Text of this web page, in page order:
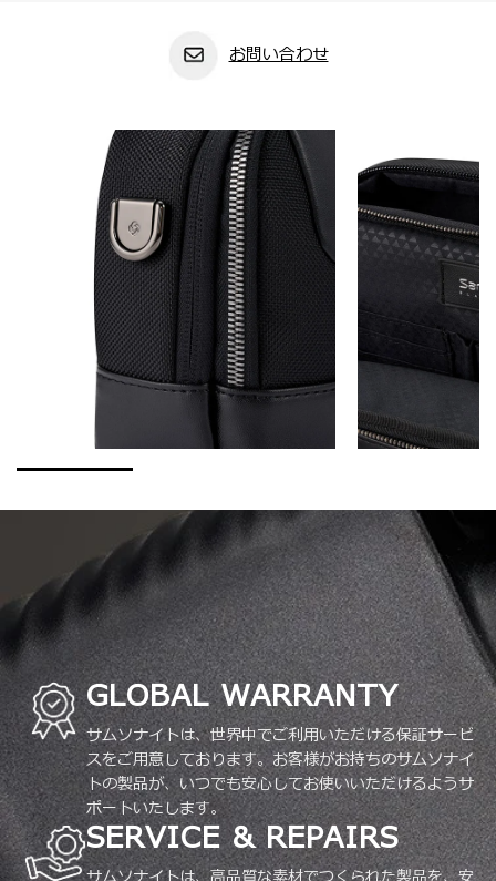
お問い合わせ
GLOBAL WARRANTY
サムソナイトは、世界中でご利用いただける保証サービ
スをご用意しております。お客様がお持ちのサムソナイ
トの製品が、いつでも安心してお使いいただけるようサ
ポートいたします。
SERVICE & REPAIRS